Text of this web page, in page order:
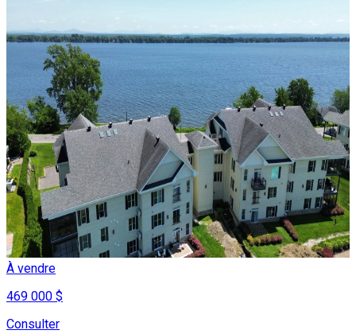
À vendre
469 000 $
Consulter